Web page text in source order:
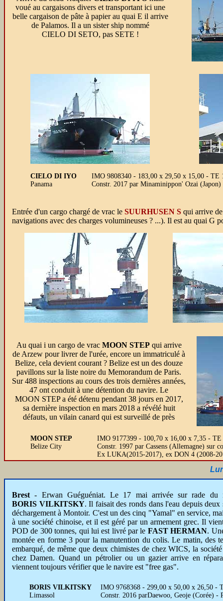
voué au cargaisons divers et transportant ici une
belle cargaison de pâte à papier au quai E il arrive
de Palamos. Il a un sister ship nommé
CIELO DI SETO, pas SETE !
CIELO DI IYO
Panama
IMO 9808340 - 183,00 x 29,50 x 15,00 -
Constr. 2017 par Minaminippon' Ozai
Entrée d'un cargo chargé de vrac le SUURHUSEN S qui arrive
navigations avec des charges volumineuses ? ...). Il est au quai G
Au quai i un cargo de vrac MOON STEPqui arrive
de Arzew pour livrer de l'urée, encore un immatriculé à
Belize, cela devient courant ? Belize est un des douze
pavillons sur la liste noire du Memorandum de Paris.
Sur 488 inspections au cours des trois dernières années,
47 ont conduit à une détention du navire. Le
MOON STEP a été détenu pendant 38 jours en 2017,
sa dernière inspection en mars 2018 a révélé huit
défauts, un vilain canard qui est surveillé de près
MOON STEP
Belize City
IMO 9177399 - 100,70 x 16,00 x 7,35 -
Constr. 1997 par Cassens (Allemagne) sur
Ex LUKA(2015-2017), ex DON 4 (2008-
Brest- Erwan Guéguéniat. Le 17 mai arrivée sur rade du
BORIS VILKITSKY. Il faisait des ronds dans l'eau depuis deux
déchargement à Montoir. C'est un des cinq "Yamal" en service,
à une société chinoise, et il est géré par un armement grec. Il
POD de 300 tonnes, qui lui est livré par le FAST HERMAN.
montée en forme 3 pour la manutention du colis. Le matin, des
embarqué, de même que deux chimistes de chez WICS, la
chez Damen. Quand un pétrolier ou un gazier arrive en
viennent toujours vérifier que le navire est "free gas".
BORIS VILKITSKY
Limassol
IMO 9768368 - 299,00 x 50,00 x 26,50 -
Constr. 2016 parDaewoo, Geoje (Corée)